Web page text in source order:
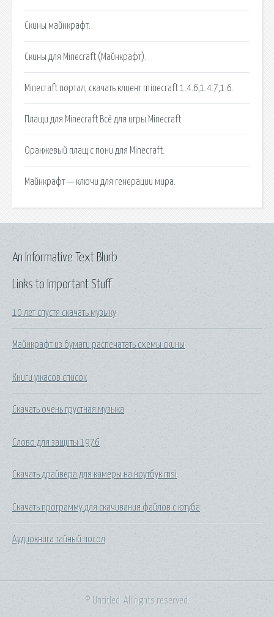
Скины майнкрафт.
Скины для Minecraft (Майнкрафт).
Minecraft портал, скачать клиент minecraft 1.4.6,1.4.7,1.6.
Плащи для Minecraft Всё для игры Minecraft.
Оранжевый плащ с пони для Minecraft.
Майнкрафт — ключи для генерации мира.
Links to Important Stuff
10 лет спустя скачать музыку
Майнкрафт из бумаги распечатать схемы скины
Книги ужасов список
Скачать очень грустная музыка
Слово для защиты 1976
Скачать драйвера для камеры на ноутбук msi
Скачать программу для скачивания файлов с ютуба
Аудиокнига тайный посол
An Informative Text Blurb
© Untitled. All rights reserved.